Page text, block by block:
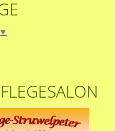
▼